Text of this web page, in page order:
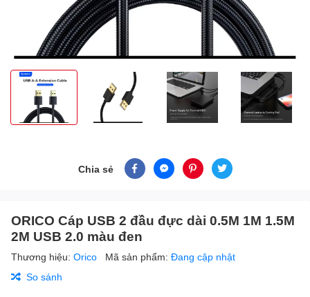
Chia sẻ
ORICO Cáp USB 2 đầu đực dài 0.5M 1M 1.5M
2M USB 2.0 màu đen
Thương hiệu: Orico Mã sản phẩm: Đang cập nhật
So sánh